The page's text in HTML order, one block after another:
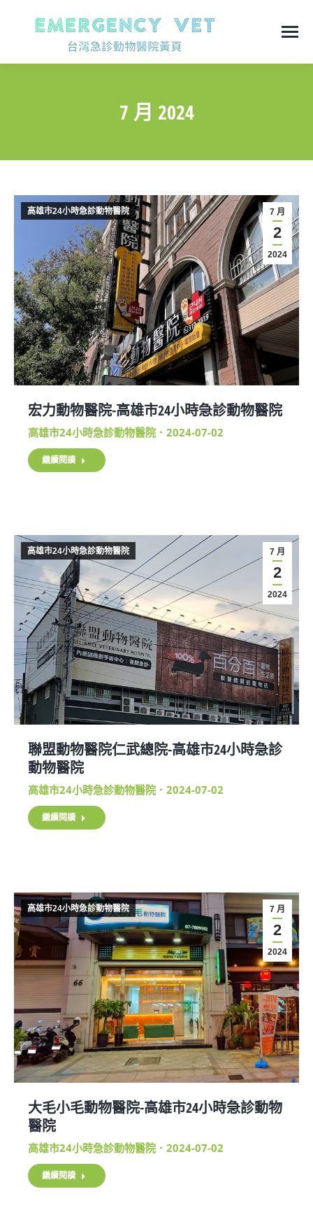
7 月 2024
7 月
2
2024
高雄市24小時急診動物醫院
宏力動物醫院-高雄市24小時急診動物醫院
高雄市24小時急診動物醫院 2024-07-02
繼續閱讀
7 月
2
2024
高雄市24小時急診動物醫院
聯盟動物醫院仁武總院-高雄市24小時急診
動物醫院
高雄市24小時急診動物醫院 2024-07-02
繼續閱讀
7 月
2
2024
高雄市24小時急診動物醫院
大毛小毛動物醫院-高雄市24小時急診動物
醫院
高雄市24小時急診動物醫院 2024-07-02
繼續閱讀